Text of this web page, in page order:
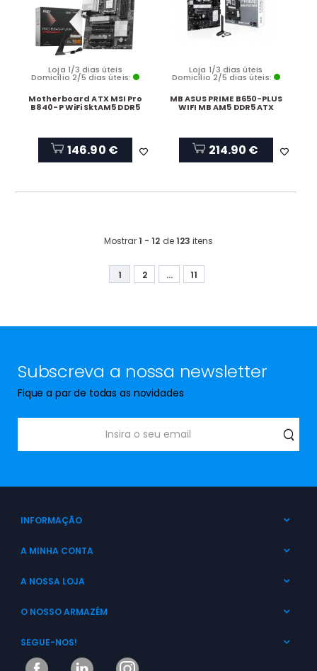
Loja 1/3 dias úteis
Domicílio 2/5 dias úteis:
Motherboard ATX MSI Pro
B840-P WiFi SktAM5 DDR5
146.90 €
Loja 1/3 dias úteis
Domicílio 2/5 dias úteis:
MB ASUS PRIME B650-PLUS
WIFI MB AM5 DDR5 ATX
214.90 €
Mostrar1 - 12 de123 itens
1 2 ... 11
Subscreva a nossa newsletter
Fique a par de todas as novidades
INFORMAÇÃO
A MINHA CONTA
A NOSSA LOJA
O NOSSO ARMAZÉM
SEGUE-NOS!